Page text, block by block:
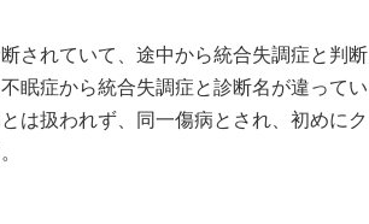
されていて、途中から統合失調症と判断
眠症から統合失調症と診断名が違ってい
は扱われず、同一傷病とされ、初めにク